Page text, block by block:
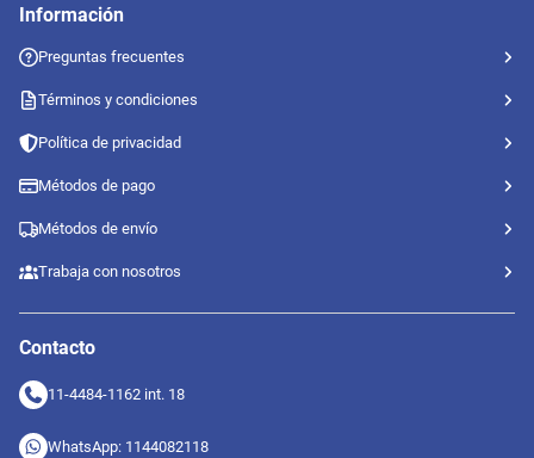
Información
Preguntas frecuentes
Términos y condiciones
Política de privacidad
Métodos de pago
Métodos de envío
Trabaja con nosotros
Contacto
11-4484-1162 int. 18
WhatsApp: 1144082118